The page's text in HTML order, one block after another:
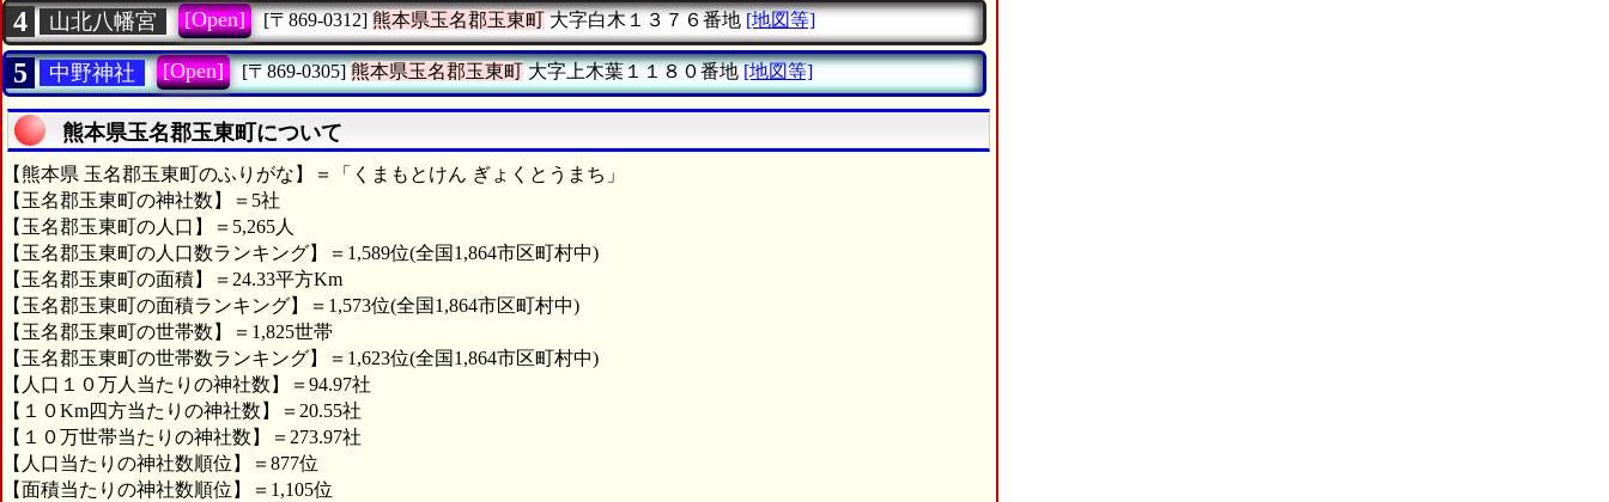
4 山北八幡宮 [Open] [〒869-0312] 熊本県玉名郡玉東町大字白木１３７６番地 [地図等]
5 中野神社 [Open] [〒869-0305] 熊本県玉名郡玉東町大字上木葉１１８０番地 [地図等]
熊本県玉名郡玉東町について
【熊本県 玉名郡玉東町のふりがな】＝「くまもとけん ぎょくとうまち」
【玉名郡玉東町の神社数】＝5社
【玉名郡玉東町の人口】＝5,265人
【玉名郡玉東町の人口数ランキング】＝1,589位(全国1,864市区町村中)
【玉名郡玉東町の面積】＝24.33平方Km
【玉名郡玉東町の面積ランキング】＝1,573位(全国1,864市区町村中)
【玉名郡玉東町の世帯数】＝1,825世帯
【玉名郡玉東町の世帯数ランキング】＝1,623位(全国1,864市区町村中)
【人口１０万人当たりの神社数】＝94.97社
【１０Km四方当たりの神社数】＝20.55社
【１０万世帯当たりの神社数】＝273.97社
【人口当たりの神社数順位】＝877位
【面積当たりの神社数順位】＝1,105位